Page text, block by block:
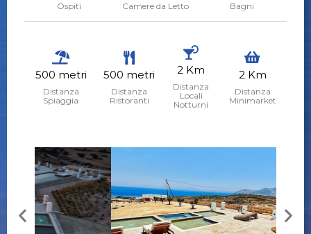
Ospiti Camere da Letto Bagni
500 metri
Distanza
Spiaggia
500 metri
Distanza
Ristoranti
2 Km
Distanza
Locali
Notturni
2 Km
Distanza
Minimarket